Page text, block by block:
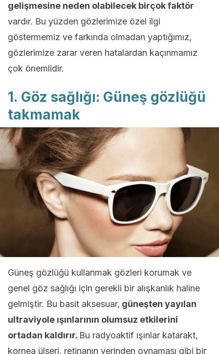
gelişmesine neden olabilecek birçok faktör
vardır. Bu yüzden gözlerimize özel ilgi
göstermemiz ve farkında olmadan yaptığımız,
gözlerimize zarar veren hatalardan kaçınmamız
çok önemlidir.
1. Göz sağlığı: Güneş gözlüğü
takmamak
Güneş gözlüğü kullanmak gözleri korumak ve
genel göz sağlığı için gerekli bir alışkanlık haline
gelmiştir. Bu basit aksesuar, güneşten yayılan
ultraviyole ışınlarının olumsuz etkilerini
ortadan kaldırır. Bu radyoaktif ışınlar katarakt,
kornea ülseri, retinanın yerinden oynaması gibi bir